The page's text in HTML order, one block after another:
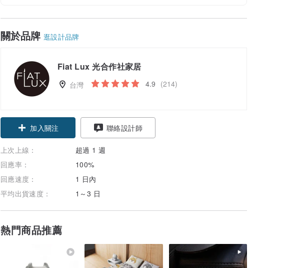
關於品牌 逛設計品牌
Fiat Lux 光合作社家居
台灣 4.9 (214)
加入關注 聯絡設計師
上次上線：
超過 1 週
回應率：
100%
回應速度：
1 日內
平均出貨速度：
1～3 日
熱門商品推薦